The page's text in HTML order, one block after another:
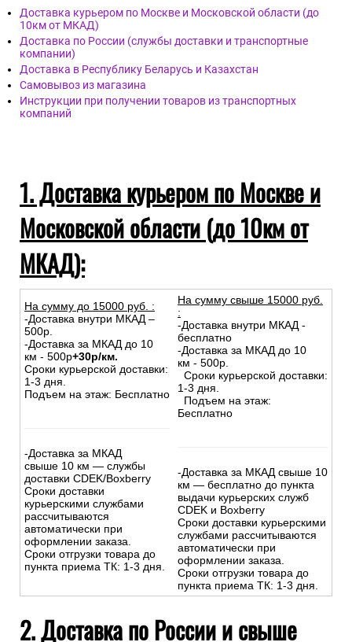
Доставка курьером по Москве и Московской области (до
10км от МКАД)
Доставка по России (службы доставки и транспортные
компании)
Доставка в Республику Беларусь и Казахстан
Самовывоз из магазина
Инструкции при получении товаров из транспортных
компаний
1. Доставка курьером по Москве и
Московской области (до 10км от
МКАД):
На сумму до 15000 руб. :
-Доставка внутри МКАД –
500р.
-Доставка за МКАД до 10
км - 500р+30р/км.
Сроки курьерской доставки:
1-3 дня.
Подъем на этаж: Бесплатно
-Доставка за МКАД
свыше 10 км — службы
доставки CDEK/Boxberry
Сроки доставки
курьерскими службами
рассчитываются
автоматически при
оформлении заказа.
Сроки отгрузки товара до
пункта приема ТК: 1-3 дня.
На сумму свыше 15000 руб.
:
-Доставка внутри МКАД -
бесплатно
-Доставка за МКАД до 10
км - 500р.
Сроки курьерской доставки:
1-3 дня.
Подъем на этаж:
Бесплатно
-Доставка за МКАД свыше 10
км — бесплатно до пункта
выдачи курьерских служб
CDEK и Boxberry
Сроки доставки курьерскими
службами рассчитываются
автоматически при
оформлении заказа.
Сроки отгрузки товара до
пункта приема ТК: 1-3 дня.
2. Доставка по России и свыше